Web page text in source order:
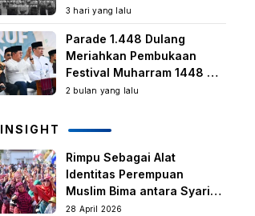
Samuhita Sakre
3 hari yang lalu
Parade 1.448 Dulang
Meriahkan Pembukaan
Festival Muharram 1448 H
di Lombok Timur
2 bulan yang lalu
INSIGHT
Rimpu Sebagai Alat
Identitas Perempuan
Muslim Bima antara Syariat,
Tradisi lokal, dan
28 April 2026